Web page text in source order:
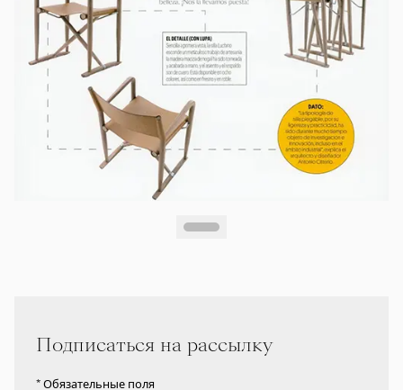
Подписаться на рассылку
* Обязательные поля